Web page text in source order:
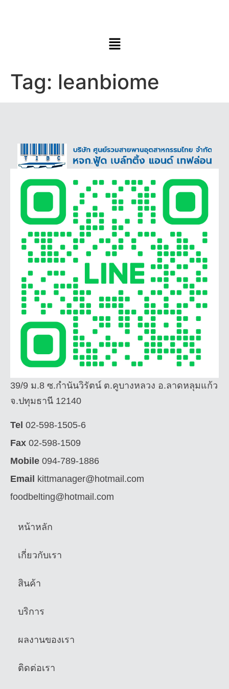
Tag: leanbiome
39/9 ม.8 ซ.กำนันวิรัตน์ ต.คูบางหลวง อ.ลาดหลุมแก้ว
จ.ปทุมธานี 12140
Tel 02-598-1505-6
Fax 02-598-1509
Mobile 094-789-1886
Email kittmanager@hotmail.com
foodbelting@hotmail.com
หน้าหลัก
เกี่ยวกับเรา
สินค้า
บริการ
ผลงานของเรา
ติดต่อเรา